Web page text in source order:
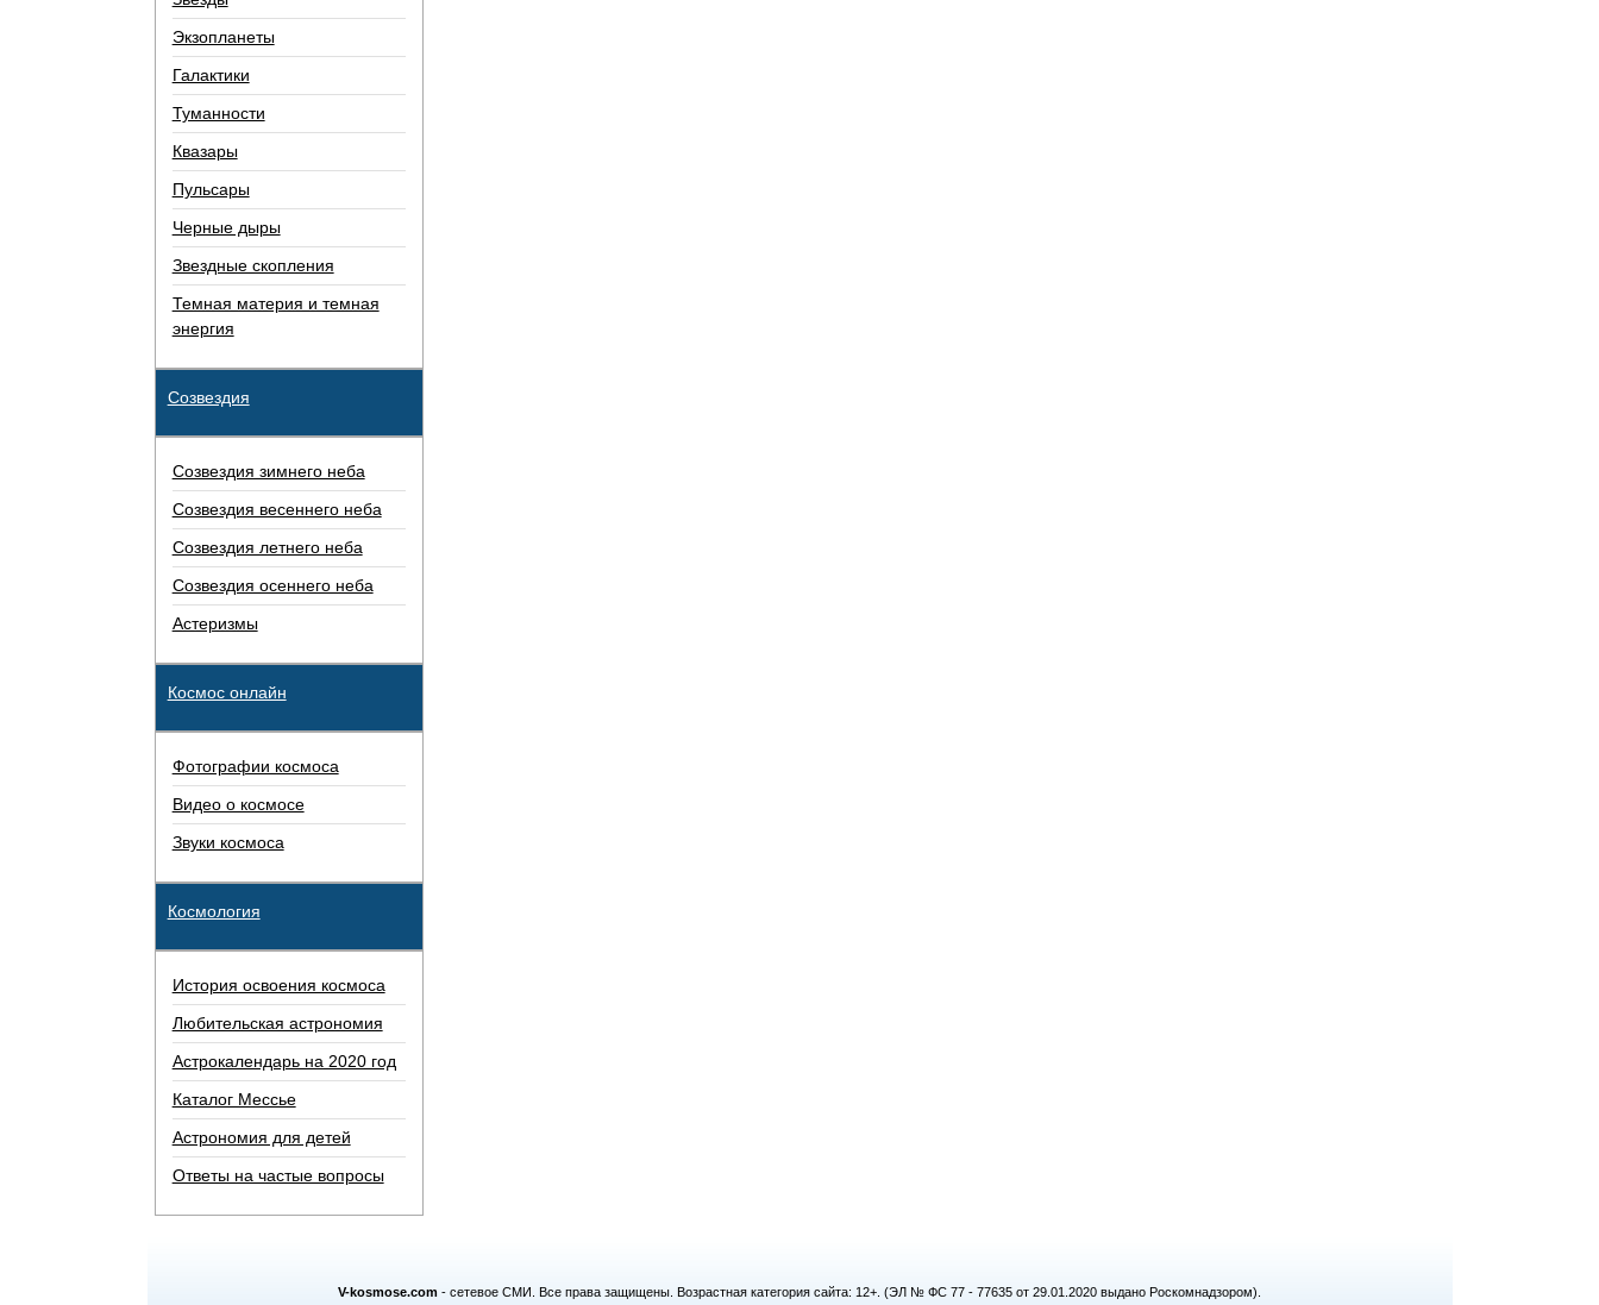
Экзопланеты
Галактики
Туманности
Квазары
Пульсары
Черные дыры
Звездные скопления
Темная материя и темная
энергия
Созвездия
Созвездия зимнего неба
Созвездия весеннего неба
Созвездия летнего неба
Созвездия осеннего неба
Астеризмы
Космос онлайн
Фотографии космоса
Видео о космосе
Звуки космоса
Космология
История освоения космоса
Любительская астрономия
Астрокалендарь на 2020 год
Каталог Мессье
Астрономия для детей
Ответы на частые вопросы
V-kosmose.com - сетевое СМИ. Все права защищены. Возрастная категория сайта: 12+. (ЭЛ № ФС 77 - 77635 от 29.01.2020 выдано Роскомнадзором).